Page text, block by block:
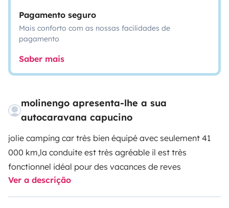
Pagamento seguro
Mais conforto com as nossas facilidades de
pagamento
Saber mais
molinengo apresenta-lhe a sua
autocaravana capucino
jolie camping car très bien équipé avec seulement 41
000 km,la conduite est très agréable il est très
fonctionnel idéal pour des vacances de reves
Ver a descrição